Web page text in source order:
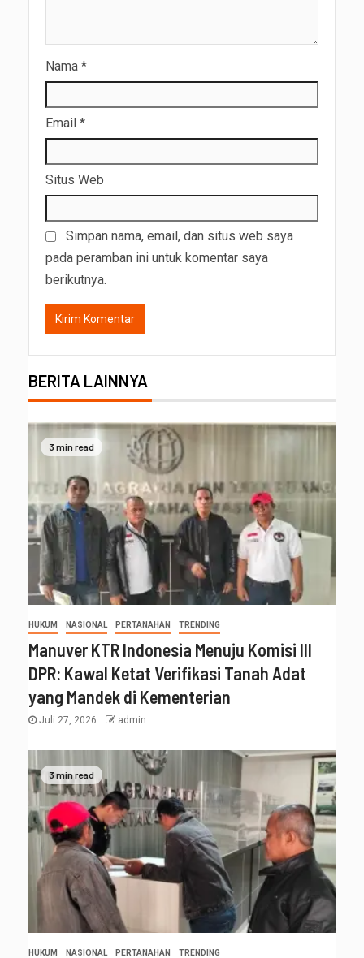
Nama *
Email *
Situs Web
Simpan nama, email, dan situs web saya
pada peramban ini untuk komentar saya
berikutnya.
BERITA LAINNYA
3 min read
HUKUM NASIONAL PERTANAHAN TRENDING
Manuver KTR Indonesia Menuju Komisi III
DPR: Kawal Ketat Verifikasi Tanah Adat
yang Mandek di Kementerian
Juli 27, 2026 admin
3 min read
HUKUM NASIONAL PERTANAHAN TRENDING